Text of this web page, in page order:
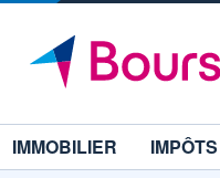
IMMOBILIER IMPÔTS